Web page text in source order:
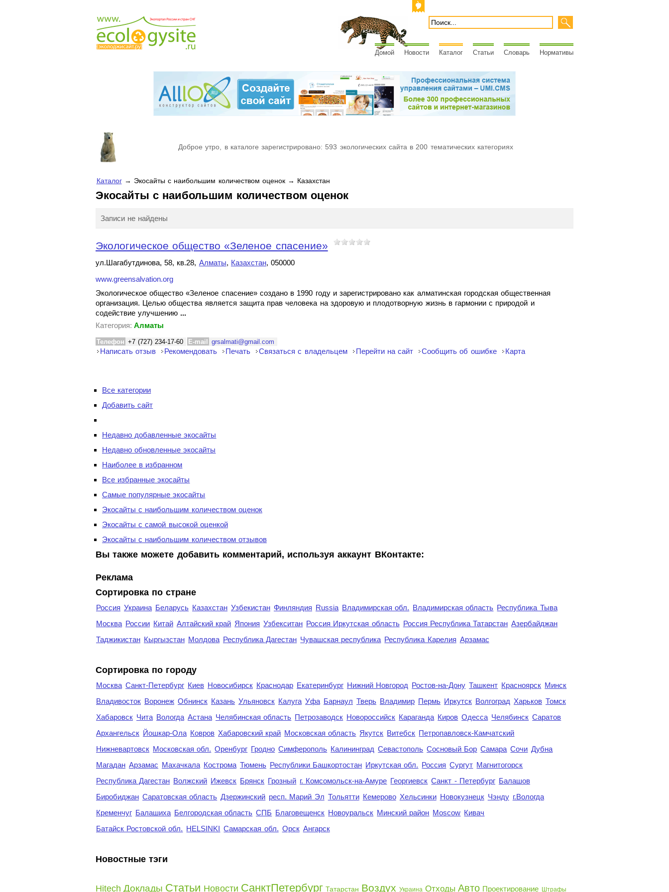
Домой Новости Каталог Статьи Словарь Нормативы
Доброе утро, в каталоге зарегистрировано: 593 экологических сайта в 200 тематических категориях
Каталог→ Экосайты с наибольшим количеством оценок → Казахстан
Экосайты с наибольшим количеством оценок
Записи не найдены
Экологическое общество «Зеленое спасение»
ул.Шагабутдинова, 58, кв.28, Алматы, Казахстан, 050000
www.greensalvation.org
Экологическое общество «Зеленое спасение» создано в 1990 году и зарегистрировано как алматинская городская общественная
организация. Целью общества является защита прав человека на здоровую и плодотворную жизнь в гармонии с природой и
содействие улучшению ...
Категория: Алматы
Телефон +7 (727) 234-17-60 E-mail grsalmati@gmail.com
Написать отзыв Рекомендовать Печать Связаться с владельцем Перейти на сайт Сообщить об ошибке Карта
Все категории
Добавить сайт
Недавно добавленные экосайты
Недавно обновленные экосайты
Наиболее в избранном
Все избранные экосайты
Самые популярные экосайты
Экосайты с наибольшим количеством оценок
Экосайты с самой высокой оценкой
Экосайты с наибольшим количеством отзывов
Вы также можете добавить комментарий, используя аккаунт ВКонтакте:
Реклама
Сортировка по стране
Россия Украина Беларусь Казахстан Узбекистан Финляндия Russia Владимирская обл. Владимирская область Республика Тыва
Москва России Китай Алтайский край Япония Узбекситан Россия Иркутская область Россия Республика Татарстан Азербайджан
Таджикистан Кыргызстан Молдова Республика Дагестан Чувашская республика Республика Карелия Арзамас
Cортировка по городу
Москва Санкт-Петербург Киев Новосибирск Краснодар Екатеринбург Нижний Новгород Ростов-на-Дону Ташкент Красноярск Минск
Владивосток Воронеж Обнинск Казань Ульяновск Калуга Уфа Барнаул Тверь Владимир Пермь Иркутск Волгоград Харьков Томск
Хабаровск Чита Вологда Астана Челябинская область Петрозаводск Новороссийск Караганда Киров Одесса Челябинск Саратов
Архангельск Йошкар-Ола Ковров Хабаровский край Московская область Якутск Витебск Петропавловск-Камчатский
Нижневартовск Московская обл. Оренбург Гродно Симферополь Калининград Севастополь Сосновый Бор Самара Сочи Дубна
Магадан Арзамас Махачкала Кострома Тюмень Республики Башкортостан Иркутская обл. Россия Сургут Магнитогорск
Республика Дагестан Волжский Ижевск Брянск Грозный г. Комсомольск-на-Амуре Георгиевск Санкт - Петербург Балашов
Биробиджан Саратовская область Дзержинский респ. Марий Эл Тольятти Кемерово Хельсинки Новокузнецк Чэнду г.Вологда
Кременчуг Балашиха Белгородская область СПБ Благовещенск Новоуральск Минский район Moscow Кивач
Батайск Ростовской обл. HELSINKI Самарская обл. Орск Ангарск
Новостные тэги
Hitech Доклады Статьи Новости СанктПетербург Татарстан Воздух Украина Отходы Авто Проектирование Штрафы